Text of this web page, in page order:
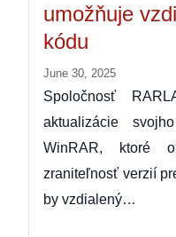
umožňuje
kódu
June 30, 2025
Spoločnosť
aktualizácie
WinRAR, ktoré
zraniteľnosť verzií
by vzdialený…